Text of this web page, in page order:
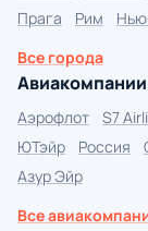
Прага
Рим
Все города
Авиакомпании
Аэрофлот S7
ЮТэйр
Россия
Азур Эйр
Все